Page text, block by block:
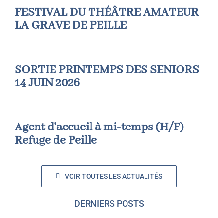
FESTIVAL DU THÉÂTRE AMATEUR
LA GRAVE DE PEILLE
SORTIE PRINTEMPS DES SENIORS
14 JUIN 2026
Agent d’accueil à mi-temps (H/F)
Refuge de Peille
VOIR TOUTES LES ACTUALITÉS
DERNIERS POSTS